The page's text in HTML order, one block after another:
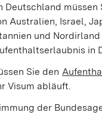
Deutschland
Australien, Israel,
und
in
Sie den
Visum abläuft.
der